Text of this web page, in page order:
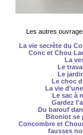
Les autres
La vie secrète du
Conc et Chou
La
Le
Le
Le choc
La vie
Le sac à
Gardez
Du barouf
Bitoniot se
Concombre et
fausses